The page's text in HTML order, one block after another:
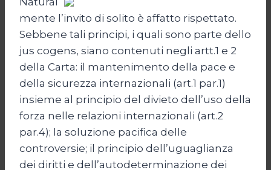
mente l’invito di solito è affatto rispettato.
Sebbene tali principi, i quali sono parte dello
jus cogens, siano contenuti negli artt.1 e 2
della Carta: il mantenimento della pace e
della sicurezza internazionali (art.1 par.1)
insieme al principio del divieto dell’uso della
forza nelle relazioni internazionali (art.2
par.4); la soluzione pacifica delle
controversie; il principio dell’uguaglianza
dei diritti e dell’autodeterminazione dei